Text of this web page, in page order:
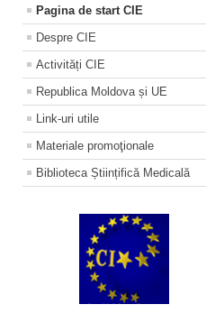
Pagina de start CIE
Despre CIE
Activități CIE
Republica Moldova și UE
Link-uri utile
Materiale promoţionale
Biblioteca Științifică Medicală